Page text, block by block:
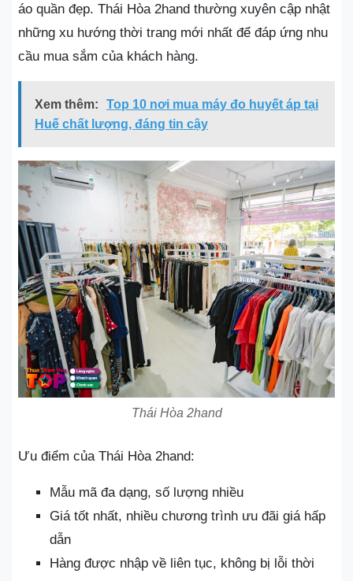
áo quần đẹp. Thái Hòa 2hand thường xuyên cập nhật
những xu hướng thời trang mới nhất để đáp ứng nhu
cầu mua sắm của khách hàng.
Xem thêm:
Top 10 nơi mua máy đo huyết áp tại
Huế chất lượng, đáng tin cậy
Thái Hòa 2hand
Ưu điểm của Thái Hòa 2hand:
Mẫu mã đa dạng, số lượng nhiều
Giá tốt nhất, nhiều chương trình ưu đãi giá hấp
dẫn
Hàng được nhập về liên tục, không bị lỗi thời